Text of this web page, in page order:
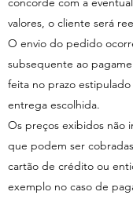
valores, o cliente será
O envio do pedido
subsequente ao
feita no prazo
entrega escolhida.
Os preços exibidos não
que podem ser
cartão de crédito ou
exemplo no caso de